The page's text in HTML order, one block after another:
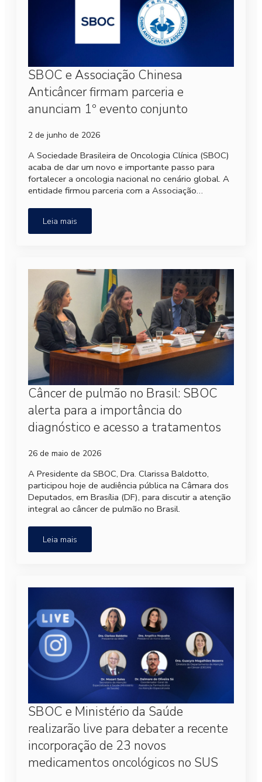
SBOC e Associação Chinesa
Anticâncer firmam parceria e
anunciam 1º evento conjunto
2 de junho de 2026
A Sociedade Brasileira de Oncologia Clínica (SBOC)
acaba de dar um novo e importante passo para
fortalecer a oncologia nacional no cenário global. A
entidade firmou parceria com a Associação…
Leia mais
Câncer de pulmão no Brasil: SBOC
alerta para a importância do
diagnóstico e acesso a tratamentos
26 de maio de 2026
A Presidente da SBOC, Dra. Clarissa Baldotto,
participou hoje de audiência pública na Câmara dos
Deputados, em Brasília (DF), para discutir a atenção
integral ao câncer de pulmão no Brasil.
Leia mais
SBOC e Ministério da Saúde
realizarão live para debater a recente
incorporação de 23 novos
medicamentos oncológicos no SUS